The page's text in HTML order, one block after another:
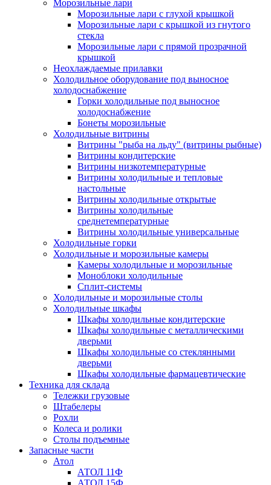
Морозильные лари
Морозильные лари с глухой крышкой
Морозильные лари с крышкой из гнутого
стекла
Морозильные лари с прямой прозрачной
крышкой
Неохлаждаемые прилавки
Холодильное оборудование под выносное
холодоснабжение
Горки холодильные под выносное
холодоснабжение
Бонеты морозильные
Холодильные витрины
Витрины "рыба на льду" (витрины рыбные)
Витрины кондитерские
Витрины низкотемпературные
Витрины холодильные и тепловые
настольные
Витрины холодильные открытые
Витрины холодильные
среднетемпературные
Витрины холодильные универсальные
Холодильные горки
Холодильные и морозильные камеры
Камеры холодильные и морозильные
Моноблоки холодильные
Сплит-системы
Холодильные и морозильные столы
Холодильные шкафы
Шкафы холодильные кондитерские
Шкафы холодильные с металлическими
дверьми
Шкафы холодильные со стеклянными
дверьми
Шкафы холодильные фармацевтические
Техника для склада
Тележки грузовые
Штабелеры
Рохли
Колеса и ролики
Столы подъемные
Запасные части
Атол
АТОЛ 11Ф
АТОЛ 15Ф